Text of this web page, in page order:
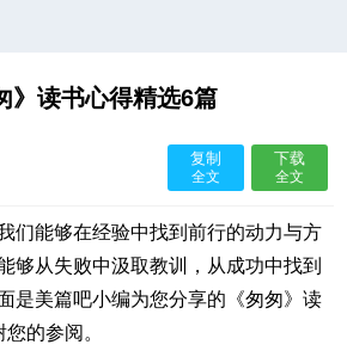
》读书心得精选6篇
复制
全文
下载
全文
们能够在经验中找到前行的动力与方
够从失败中汲取教训，从成功中找到
是美篇吧小编为您分享的《匆匆》读
的参阅。